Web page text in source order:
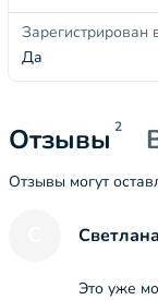
Зарегистрирован
Да
Отзывы 2
Отзывы могут
Это уже